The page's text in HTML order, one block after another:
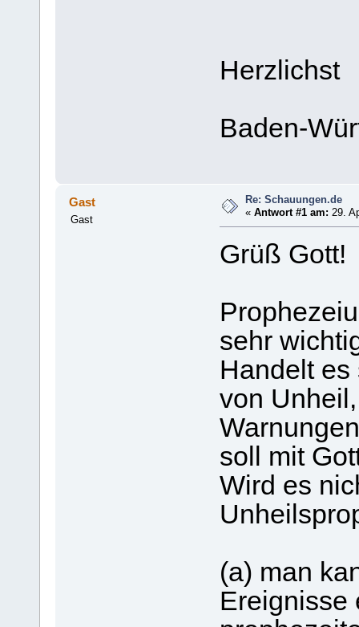
Herzlichst
Baden-
Gast
Gast
Re: Schauungen.de
«Antwort #1 am: 29.
Grüß Gott!
sehr
Handelt
von
soll mit
Wird es
(a) man
Ereignisse